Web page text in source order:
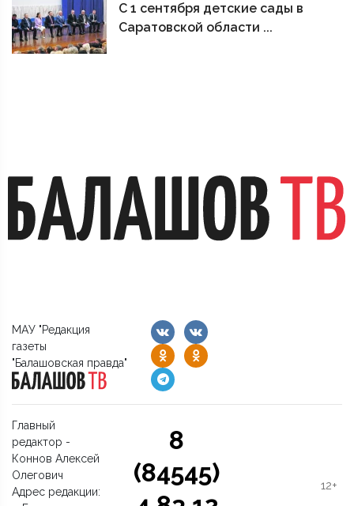
С 1 сентября детские сады в
Саратовской области ...
МАУ "Редакция
газеты
"Балашовская правда"
Главный
редактор -
Коннов Алексей
Олегович
Адрес редакции:
8
(84545)
12+